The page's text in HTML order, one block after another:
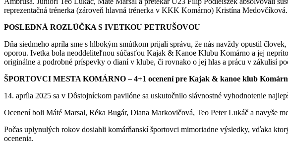
reprezentačná trénerka (zároveň hlavná trénerka v KKK Komárno) Kristína
POSLEDNÁ ROZLÚČKA S IVETKOU PETRUŠOVOU
Dňa siedmeho apríla sme s hlbokým smútkom prijali správu, že nás navždy opustil
oporou. Ivetka bola neoddeliteľnou súčasťou Kajak & Kanoe Klubu Komárno a jej
originálne a podrobné príspevky o dianí v klube, či rovnako o jej hlas a prácu v zákulisí
ŠPORTOVCI MESTA KOMÁRNO – 4+1 ocenení pre Kajak & kanoe klub
14. apríla 2025 sa v Dôstojníckom pavilóne sa uskutočnilo slávnostné vyhodnotenie
Ocenení boli Máté Marsal, Réka Bugár, Diana Markovičová, Teo Peter Lukáč a navyše
Počas uplynulých rokov dosiahli komárňanskí športovci mimoriadne výsledky, vďaka
ocenenia.